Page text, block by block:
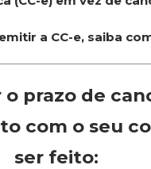
a CC-e, saiba
o prazo de
com o seu
ser feito: